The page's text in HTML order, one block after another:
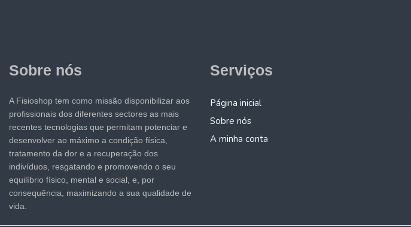
Sobre nós
A Fisioshop tem como missão disponibilizar aos
profissionais dos diferentes sectores as mais
recentes tecnologias que permitam potenciar e
desenvolver ao máximo a condição física,
tratamento da dor e a recuperação dos
indivíduos, resgatando e promovendo o seu
equilíbrio físico, mental e social, e, por
consequência, maximizando a sua qualidade de
vida.
Serviços
Página inicial
Sobre nós
A minha conta